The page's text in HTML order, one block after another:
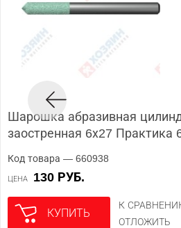
Шарошка абразивная
заостренная 6х27 Практика
Код товара — 660938
ЦЕНА 130 РУБ.
КУПИТЬ
К
ОТЛОЖИТЬ